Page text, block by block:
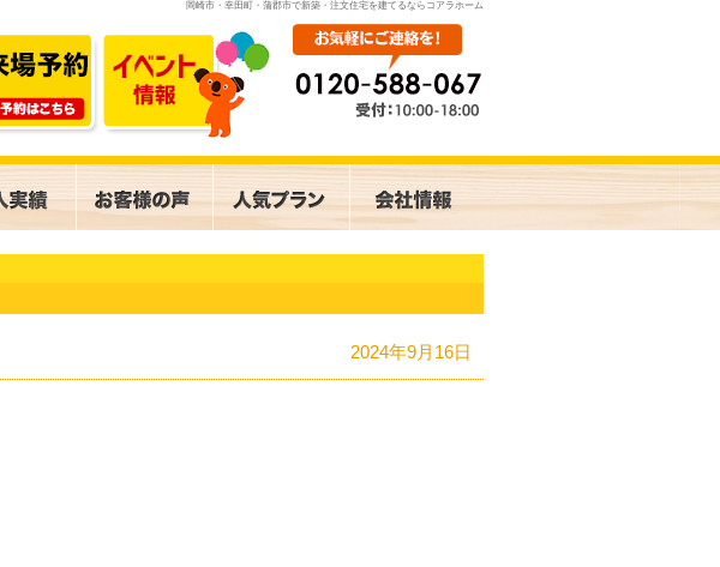
岡崎市・幸田町・蒲郡市で新築・注文住宅を建てるならコアラホーム
2024年9月16日